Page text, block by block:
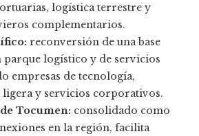
logística terrestre y
complementarios.
reconversión de una base
logístico y de servicios
empresas de tecnología,
ligera y servicios corporativos.
Tocumen: consolidado como
en la región, facilita